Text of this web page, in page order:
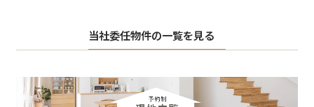
当社委任物件の一覧を見る